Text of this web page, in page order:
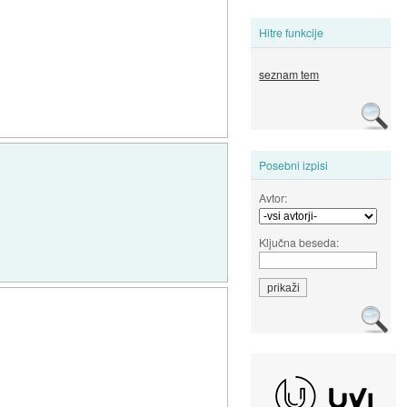
Hitre funkcije
seznam tem
Posebni izpisi
Avtor:
Ključna beseda: